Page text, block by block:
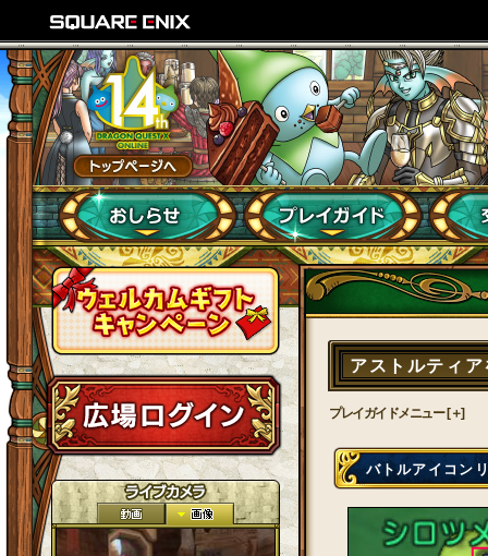
アストルティ
プレイガイドメニュー [＋]
バトルアイコン